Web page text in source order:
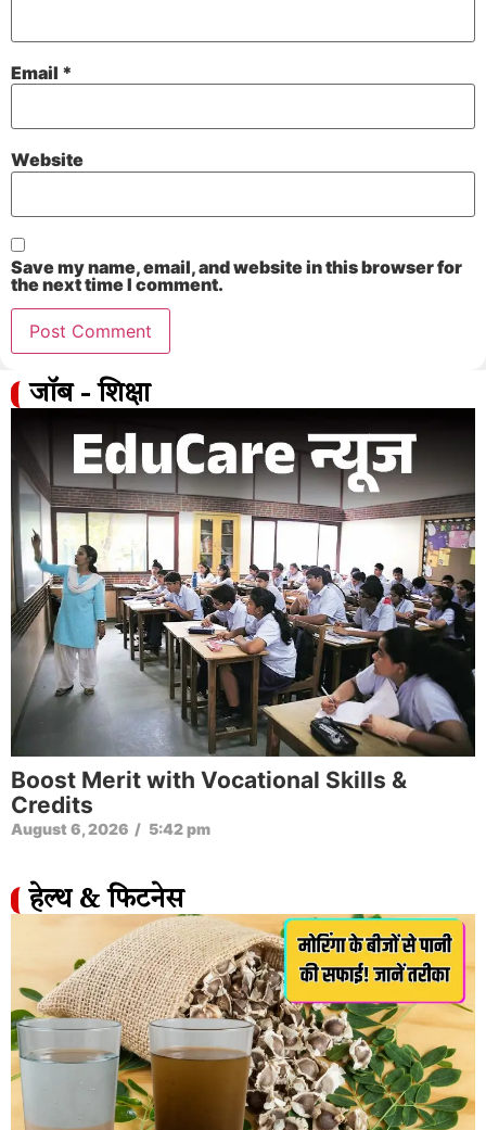
Email *
Website
Save my name, email, and website in this browser for
the next time I comment.
जॉब - शिक्षा
Boost Merit with Vocational Skills &
Credits
August 6, 2026 / 5:42 pm
हेल्थ & फिटनेस